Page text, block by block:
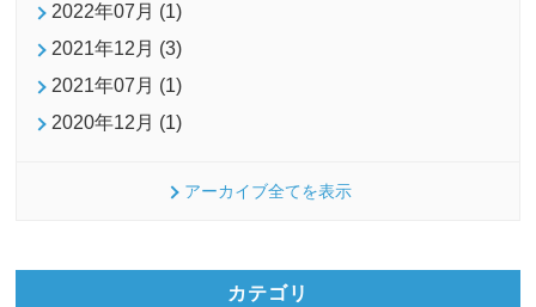
2022年07月 (1)
2021年12月 (3)
2021年07月 (1)
2020年12月 (1)
アーカイブ全てを表示
カテゴリ